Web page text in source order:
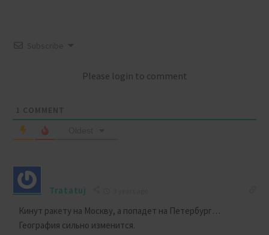
Please login to comment
1 COMMENT
Tratatuj
Кинут ракету на Москву, а попадет на Петербург…
География сильно изменится.